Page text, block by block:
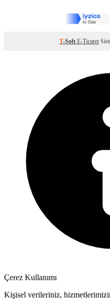
T-Soft E-Ticaret
Çerez Kullanımı
Kişisel verileriniz,